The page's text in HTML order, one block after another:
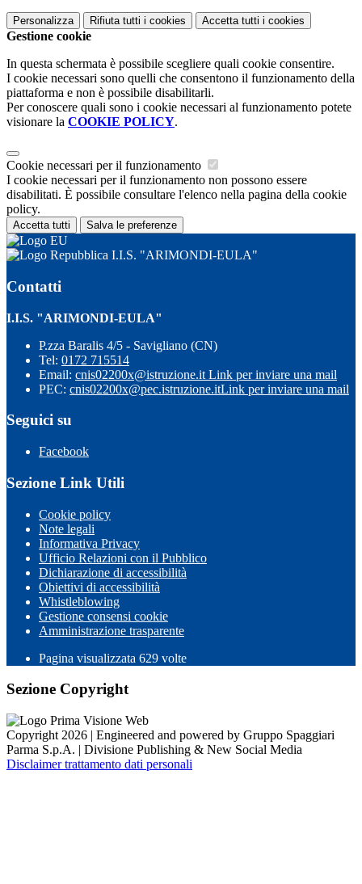
Personalizza Rifiuta tutti i cookies Accetta tutti i cookies
Gestione cookie
In questa schermata è possibile scegliere quali cookie consentire.
I cookie necessari sono quelli che consentono il funzionamento della
piattaforma e non è possibile disabilitarli.
Per conoscere quali sono i cookie necessari al funzionamento potete
visionare la COOKIE POLICY.
Cookie necessari per il funzionamento
I cookie necessari per il funzionamento non possono essere
disabilitati. È possibile consultare l'elenco nella pagina della cookie
policy.
Accetta tutti Salva le preferenze
I.I.S. "ARIMONDI-EULA"
Contatti
I.I.S. "ARIMONDI-EULA"
P.zza Baralis 4/5 - Savigliano (CN)
Tel: 0172 715514
Email: cnis02200x@istruzione.it Link per inviare una mail
PEC: cnis02200x@pec.istruzione.itLink per inviare una mail
Seguici su
Facebook
Sezione Link Utili
Cookie policy
Note legali
Informativa Privacy
Ufficio Relazioni con il Pubblico
Dichiarazione di accessibilità
Obiettivi di accessibilità
Whistleblowing
Gestione consensi cookie
Amministrazione trasparente
Pagina visualizzata 629 volte
Sezione Copyright
Copyright 2026 | Engineered and powered by Gruppo Spaggiari
Parma S.p.A. | Divisione Publishing & New Social Media
Disclaimer trattamento dati personali